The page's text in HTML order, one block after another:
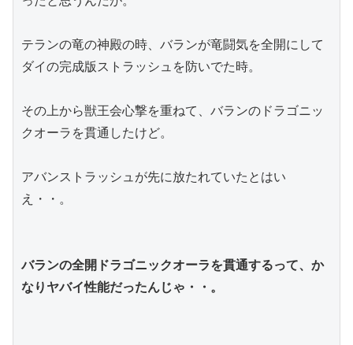
テランの竜の神殿の時、バランが竜闘気を全開にして
ダイの完成版ストラッシュを防いでた時。
その上から獣王会心撃を重ねて、バランのドラゴニッ
クオーラを貫通したけど。
アバンストラッシュが先に放たれていたとはい
え・・。
バランの全開ドラゴニックオーラを貫通するって、か
なりヤバイ性能だったんじゃ・・。